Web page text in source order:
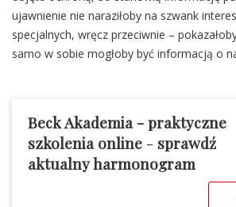
ujawnienie nie naraziłoby na szwank
specjalnych, wręcz przeciwnie –
samo w sobie mogłoby być informacją o
Beck Akademia - praktyczne
szkolenia online - sprawdź
aktualny harmonogram